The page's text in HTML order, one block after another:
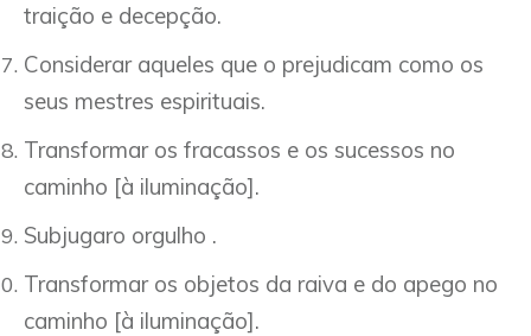
traição e decepção.
Considerar aqueles que o prejudicam como os
seus mestres espirituais.
Transformar os fracassos e os sucessos no
caminho [à iluminação].
Subjugaro orgulho .
Transformar os objetos da raiva e do apego no
caminho [à iluminação].